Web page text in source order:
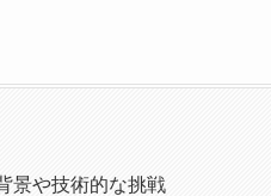
景や技術的な挑戦